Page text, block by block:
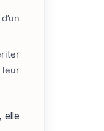
leur
elle